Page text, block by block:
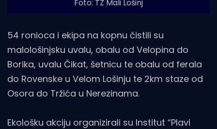
Foto: TZ Mali Lošinj
54 ronioca i ekipa na kopnu čistili su
malološinjsku uvalu, obalu od Velopina do
Borika, uvalu Čikat, šetnicu te obalu od ferala
do Rovenske u Velom Lošinju te 2km staze od
Osora do Tržića u Nerezinama.
Ekološku akciju organizirali su Institut “Plavi